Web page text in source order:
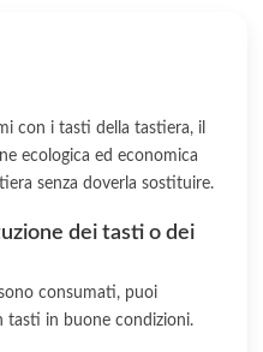
con i tasti della tastiera, il
ecologica ed economica
senza doverla sostituire.
dei tasti o dei
consumati, puoi
tasti in buone condizioni.